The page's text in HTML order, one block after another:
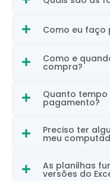
Como eu faço
Como e
compra?
Quanto
pagamento?
Preciso ter
meu
As planilhas
versões do